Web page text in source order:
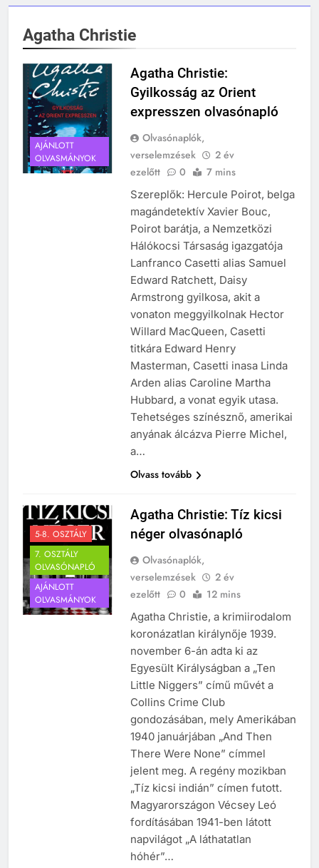
Agatha Christie
AJÁNLOTT
OLVASMÁNYOK
Agatha Christie:
Gyilkosság az Orient
expresszen olvasónapló
Olvasónaplók,
verselemzések
2 év
ezelőtt
0 7 mins
Szereplők: Hercule Poirot, belga
magándetektív Xavier Bouc,
Poirot barátja, a Nemzetközi
Hálókocsi Társaság igazgatója
Lanfranco Casetti alias Samuel
Edward Ratchett, Daisy
Armstrong gyilkosa, akit a
vonaton meggyilkolnak Hector
Willard MacQueen, Casetti
titkára Edward Henry
Masterman, Casetti inasa Linda
Arden alias Caroline Martha
Hubbard, a vonat egyik utasa.
Tehetséges színésznő, amerikai
anyának álcázva Pierre Michel,
a…
Olvass tovább
5-8. OSZTÁLY
7. OSZTÁLY
OLVASÓNAPLÓ
AJÁNLOTT
OLVASMÁNYOK
Agatha Christie: Tíz kicsi
néger olvasónapló
Olvasónaplók,
verselemzések
2 év
ezelőtt
0 12 mins
Agatha Christie, a krimiirodalom
koronázatlan királynője 1939.
november 6-án adta ki az
Egyesült Királyságban a „Ten
Little Niggers” című művét a
Collins Crime Club
gondozásában, mely Amerikában
1940 januárjában „And Then
There Were None” címmel
jelent meg. A regény mozikban
„Tíz kicsi indián” címen futott.
Magyarországon Vécsey Leó
fordításában 1941-ben látott
napvilágot „A láthatatlan
hóhér”…
241
Ki találta fel a gőzgépet?
KI TALÁLTA FEL
TÖRTÉNELEM ÉRDEKESSÉGEK
242
Kik voltak a három királyok?
KIK VOLTAK?
TÖRTÉNELEM ÉRDEKESSÉGEK
A középkor titkai: Mi rejtőzött a
várak falai mögött?
MIKOR VOLT?
TÖRTÉNELEM ÉRDEKESSÉGEK
Mikor volt a római birodalom
bukása, és mi történt utána?
MIKOR VOLT?
TÖRTÉNELEM ÉRDEKESSÉGEK